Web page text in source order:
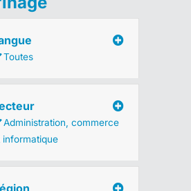
Toutes
Administration, commerce
informatique